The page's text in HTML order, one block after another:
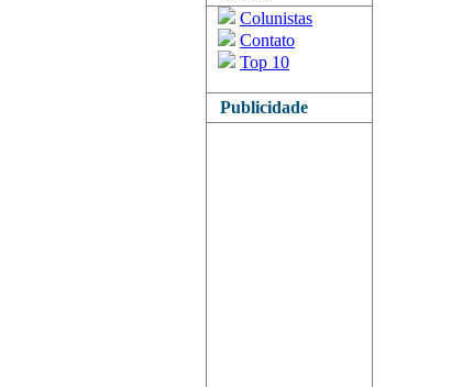
Colunistas
Contato
Top 10
Publicidade